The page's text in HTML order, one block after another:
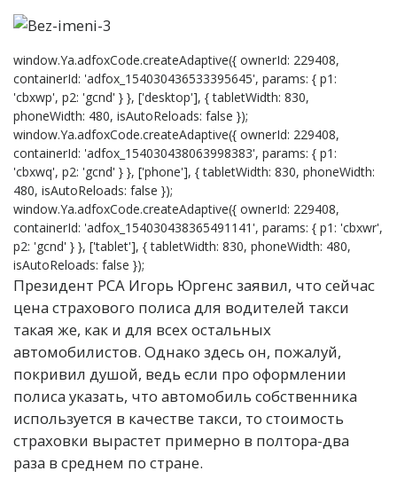
window.Ya.adfoxCode.createAdaptive({ ownerId: 229408,
containerId: 'adfox_154030436533395645', params: { p1:
'cbxwp', p2: 'gcnd' } }, ['desktop'], { tabletWidth: 830,
phoneWidth: 480, isAutoReloads: false });
window.Ya.adfoxCode.createAdaptive({ ownerId: 229408,
containerId: 'adfox_154030438063998383', params: { p1:
'cbxwq', p2: 'gcnd' } }, ['phone'], { tabletWidth: 830, phoneWidth:
480, isAutoReloads: false });
window.Ya.adfoxCode.createAdaptive({ ownerId: 229408,
containerId: 'adfox_154030438365491141', params: { p1: 'cbxwr',
p2: 'gcnd' } }, ['tablet'], { tabletWidth: 830, phoneWidth: 480,
isAutoReloads: false });
Президент РСА Игорь Юргенс заявил, что сейчас
цена страхового полиса для водителей такси
такая же, как и для всех остальных
автомобилистов. Однако здесь он, пожалуй,
покривил душой, ведь если про оформлении
полиса указать, что автомобиль собственника
используется в качестве такси, то стоимость
страховки вырастет примерно в полтора-два
раза в среднем по стране.